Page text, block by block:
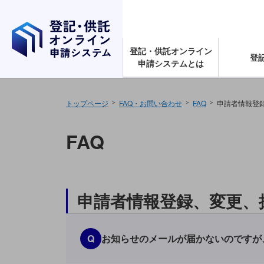
登記・供託オンライン
申請システムとは
登
トップページ FAQ・お問い合わせ FAQ 申請者情報登
FAQ
申請者情報登録、変更
Q お知らせのメールが届かないのです